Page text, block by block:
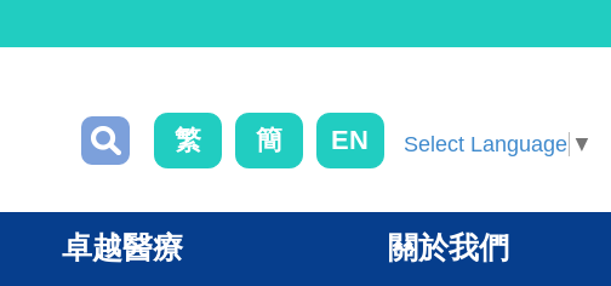
繁 簡 EN Select Language ▼
卓越醫療 關於我們